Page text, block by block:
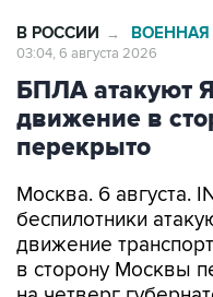
В РОССИИ → ВОЕННАЯ
03:04, 6 августа 2026
БПЛА атакуют
движение в
перекрыто
Москва. 6 августа.
беспилотники
движение
в сторону Москвы